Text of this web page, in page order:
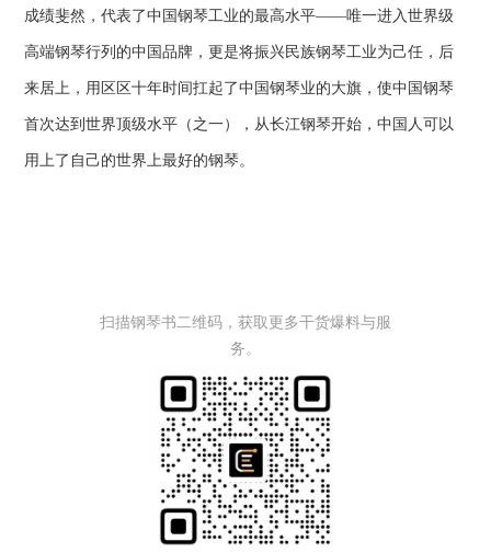
成绩斐然，代表了中国钢琴工业的最高水平——唯一进入世界级
高端钢琴行列的中国品牌，更是将振兴民族钢琴工业为己任，后
来居上，用区区十年时间扛起了中国钢琴业的大旗，使中国钢琴
首次达到世界顶级水平（之一），从长江钢琴开始，中国人可以
用上了自己的世界上最好的钢琴。
扫描钢琴书二维码，获取更多干货爆料与服
务。